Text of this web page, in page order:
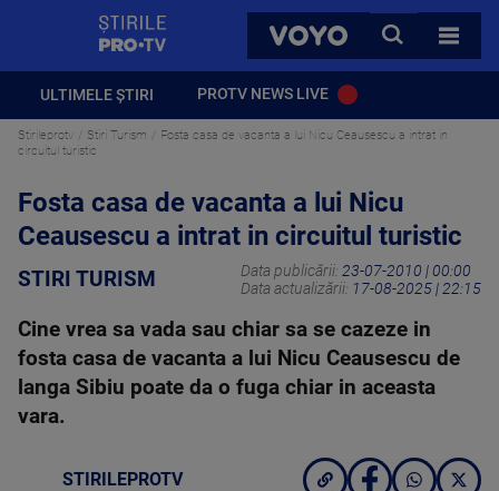
VOYO
CAUTA
TOATE
ULTIMELE ȘTIRI PROTV NEWS LIVE
Stirileprotv Stiri Turism
Fosta casa de vacanta a lui Nicu Ceausescu a intrat in
circuitul turistic
Fosta casa de vacanta a lui Nicu
Ceausescu a intrat in circuitul turistic
STIRI TURISM Data publicării: 23-07-2010 | 00:00
Data actualizării: 17-08-2025 | 22:15
Cine vrea sa vada sau chiar sa se cazeze in
fosta casa de vacanta a lui Nicu Ceausescu de
langa Sibiu poate da o fuga chiar in aceasta
vara.
STIRILEPROTV